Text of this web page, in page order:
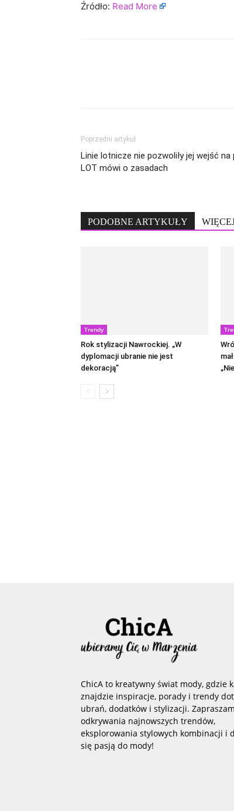
Źródło: Read More
Poprzedni artykuł
Linie lotnicze nie pozwoliły jej wejść na
LOT mówi o zasadach
PODOBNE ARTYKUŁY
Trendy
Rok stylizacji Nawrockiej. „W
dyplomacji ubranie nie jest
dekoracją”
ChicA to kreatywny świat mody, gdzie
znajdzie inspiracje, porady i trendy
ubrań, dodatków i stylizacji.
odkrywania najnowszych trendów,
eksplorowania stylowych kombinacji i
się pasją do mody!